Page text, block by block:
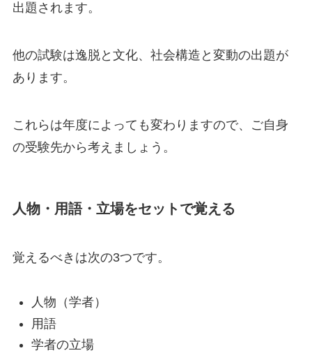
出題されます。
他の試験は逸脱と文化、社会構造と変動の出題が
あります。
これらは年度によっても変わりますので、ご自身
の受験先から考えましょう。
人物・用語・立場をセットで覚える
覚えるべきは次の3つです。
人物（学者）
用語
学者の立場